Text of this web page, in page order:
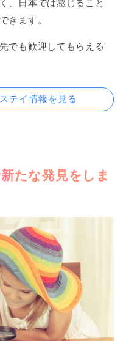
、日本では感じること
きます。
でも歓迎してもらえる
テイ情報を見る
たな発見をしま